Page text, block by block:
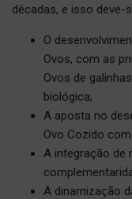
décadas, e isso deve-
O
Ovos, com as
Ovos de
biológica;
A aposta no
Ovo Cozido
A integração de
A dinamização